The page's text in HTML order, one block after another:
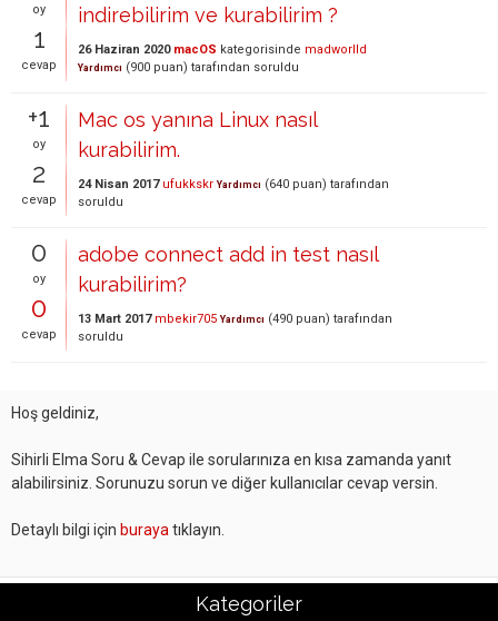
oy
1
cevap
indirebilirim ve kurabilirim ?
26 Haziran 2020 macOS kategorisinde madworlld
Yardımcı (900 puan) tarafından soruldu
+1
oy
2
cevap
Mac os yanına Linux nasıl
kurabilirim.
24 Nisan 2017 ufukkskr Yardımcı (640 puan) tarafından
soruldu
0
oy
0
cevap
adobe connect add in test nasıl
kurabilirim?
13 Mart 2017 mbekir705 Yardımcı (490 puan) tarafından
soruldu
Hoş geldiniz,
Sihirli Elma Soru & Cevap ile sorularınıza en kısa zamanda yanıt
alabilirsiniz. Sorunuzu sorun ve diğer kullanıcılar cevap versin.
Detaylı bilgi için buraya tıklayın.
Kategoriler